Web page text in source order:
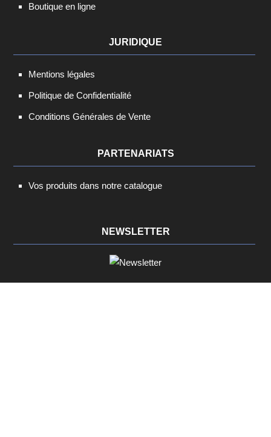
Boutique en ligne
JURIDIQUE
Mentions légales
Politique de Confidentialité
Conditions Générales de Vente
PARTENARIATS
Vos produits dans notre catalogue
NEWSLETTER